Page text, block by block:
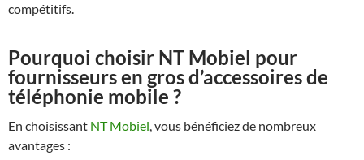
compétitifs.
Pourquoi choisir NT Mobiel pour
fournisseurs en gros d’accessoires de
téléphonie mobile ?
En choisissant NT Mobiel, vous bénéficiez de nombreux
avantages :